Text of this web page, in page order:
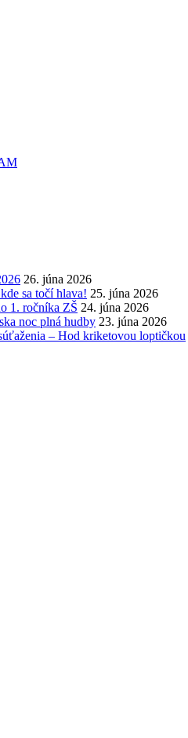
26. júna 2026
sa točí hlava! 25. júna 2026
1. ročníka ZŠ 24. júna 2026
noc plná hudby 23. júna 2026
– Hod kriketovou loptičkou